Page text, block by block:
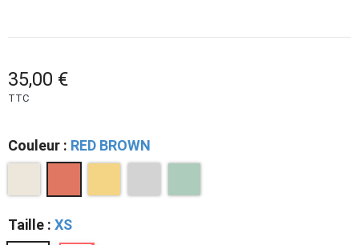
35,00 €
TTC
Couleur : RED BROWN
Taille : XS